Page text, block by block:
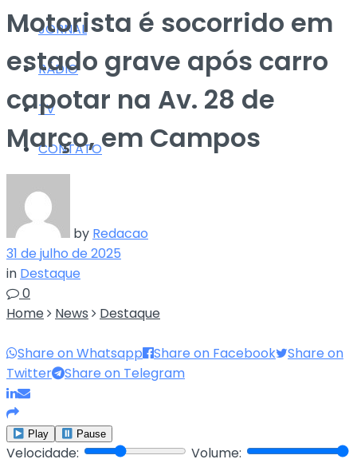
JORNAL
RÁDIO
TV
CONTATO
Motorista é socorrido em
estado grave após carro
capotar na Av. 28 de
Março, em Campos
by Redacao
31 de julho de 2025
in Destaque
0
Home
News Destaque
Share on Whatsapp Share on Facebook
Share on
Twitter
Share on Telegram
Play Pause
Velocidade: Volume: